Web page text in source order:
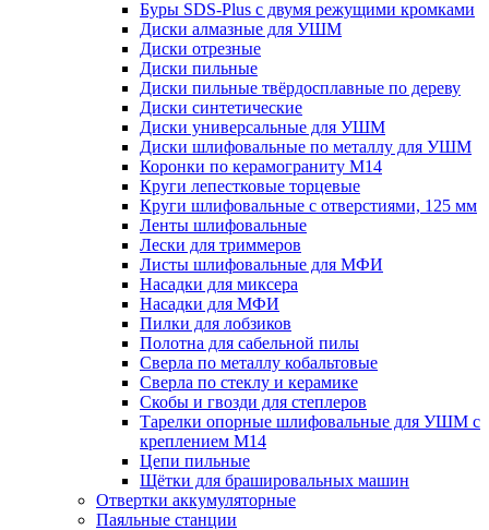
Буры SDS-Plus c двумя режущими кромками
Диски алмазные для УШМ
Диски отрезные
Диски пильные
Диски пильные твёрдосплавные по дереву
Диски синтетические
Диски универсальные для УШМ
Диски шлифовальные по металлу для УШМ
Коронки по керамограниту M14
Круги лепестковые торцевые
Круги шлифовальные с отверстиями, 125 мм
Ленты шлифовальные
Лески для триммеров
Листы шлифовальные для МФИ
Насадки для миксера
Насадки для МФИ
Пилки для лобзиков
Полотна для сабельной пилы
Сверла по металлу кобальтовые
Сверла по стеклу и керамике
Скобы и гвозди для степлеров
Тарелки опорные шлифовальные для УШМ с
креплением М14
Цепи пильные
Щётки для брашировальных машин
Отвертки аккумуляторные
Паяльные станции